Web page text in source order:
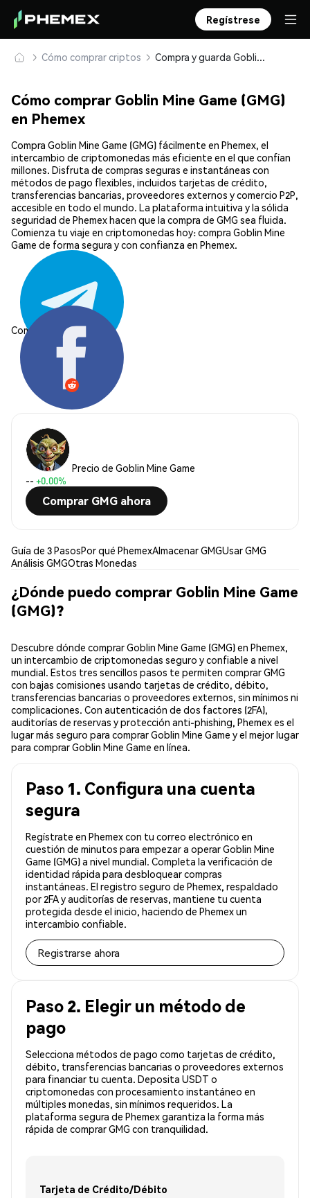
Regístrese
Cómo comprar criptos Compra y guarda Goblin Mine Game (GMG) de forma segura
Cómo comprar Goblin Mine Game (GMG)
en Phemex
Compra Goblin Mine Game (GMG) fácilmente en Phemex, el
intercambio de criptomonedas más eficiente en el que confían
millones. Disfruta de compras seguras e instantáneas con
métodos de pago flexibles, incluidos tarjetas de crédito,
transferencias bancarias, proveedores externos y comercio P2P,
accesible en todo el mundo. La plataforma intuitiva y la sólida
seguridad de Phemex hacen que la compra de GMG sea fluida.
Comienza tu viaje en criptomonedas hoy: compra Goblin Mine
Game de forma segura y con confianza en Phemex.
Compartir:
Precio de Goblin Mine Game
-- +0.00%
Comprar GMG ahora
Guía de 3 PasosPor qué PhemexAlmacenar GMGUsar GMG
Análisis GMGOtras Monedas
¿Dónde puedo comprar Goblin Mine Game
(GMG)?
Descubre dónde comprar Goblin Mine Game (GMG) en Phemex,
un intercambio de criptomonedas seguro y confiable a nivel
mundial. Estos tres sencillos pasos te permiten comprar GMG
con bajas comisiones usando tarjetas de crédito, débito,
transferencias bancarias o proveedores externos, sin mínimos ni
complicaciones. Con autenticación de dos factores (2FA),
auditorías de reservas y protección anti-phishing, Phemex es el
lugar más seguro para comprar Goblin Mine Game y el mejor lugar
para comprar Goblin Mine Game en línea.
Paso 1. Configura una cuenta
segura
Regístrate en Phemex con tu correo electrónico en
cuestión de minutos para empezar a operar Goblin Mine
Game (GMG) a nivel mundial. Completa la verificación de
identidad rápida para desbloquear compras
instantáneas. El registro seguro de Phemex, respaldado
por 2FA y auditorías de reservas, mantiene tu cuenta
protegida desde el inicio, haciendo de Phemex un
intercambio confiable.
Registrarse ahora
Paso 2. Elegir un método de
pago
Selecciona métodos de pago como tarjetas de crédito,
débito, transferencias bancarias o proveedores externos
para financiar tu cuenta. Deposita USDT o
criptomonedas con procesamiento instantáneo en
múltiples monedas, sin mínimos requeridos. La
plataforma segura de Phemex garantiza la forma más
rápida de comprar GMG con tranquilidad.
Tarjeta de Crédito/Débito